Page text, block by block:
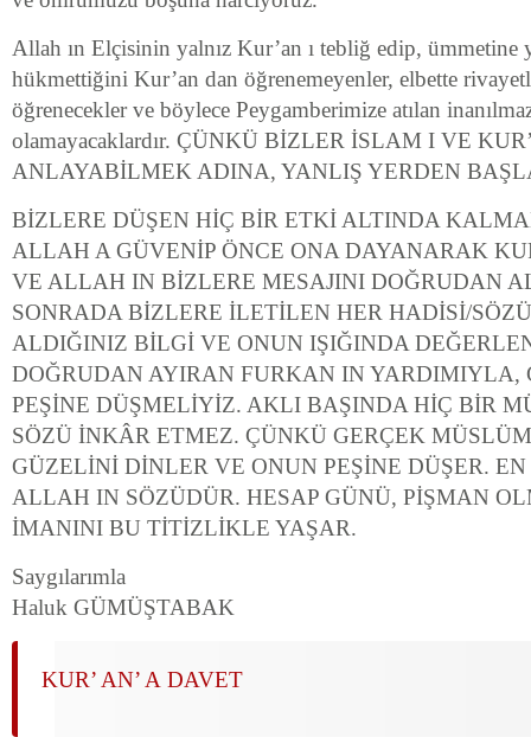
Allah ın Elçisinin yalnız Kur’an ı tebliğ edip, ümmetine
hükmettiğini Kur’an dan öğrenemeyenler, elbette
öğrenecekler ve böylece Peygamberimize atılan
olamayacaklardır. ÇÜNKÜ BİZLER İSLAM I VE
ANLAYABİLMEK ADINA, YANLIŞ YERDEN
BİZLERE DÜŞEN HİÇ BİR ETKİ ALTINDA
ALLAH A GÜVENİP ÖNCE ONA DAYANARAK
VE ALLAH IN BİZLERE MESAJINI DOĞRUDAN
SONRADA BİZLERE İLETİLEN HER HADİSİ/
ALDIĞINIZ BİLGİ VE ONUN IŞIĞINDA
DOĞRUDAN AYIRAN FURKAN IN YARDIMIYLA,
PEŞİNE DÜŞMELİYİZ. AKLI BAŞINDA HİÇ BİR
SÖZÜ İNKÂR ETMEZ. ÇÜNKÜ GERÇEK
GÜZELİNİ DİNLER VE ONUN PEŞİNE DÜŞER.
ALLAH IN SÖZÜDÜR. HESAP GÜNÜ, PİŞMAN
İMANINI BU TİTİZLİKLE YAŞAR.
Saygılarımla
Haluk GÜMÜŞTABAK
KUR’ AN’ A DAVET